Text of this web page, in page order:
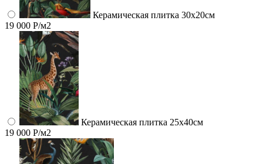
Керамическая плитка 30х20см
19 000 Р/м2
Керамическая плитка 25х40см
19 000 Р/м2